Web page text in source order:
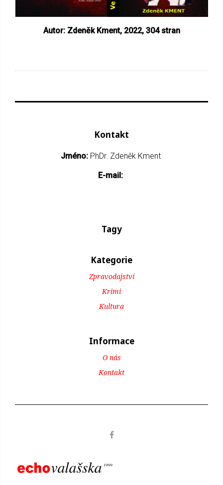
Autor: Zdeněk Kment, 2022, 304 stran
Kontakt
Jméno: PhDr. Zdeněk Kment
E-mail:
Tagy
Kategorie
Zpravodajství
Krimi
Kultura
Informace
O nás
Kontakt